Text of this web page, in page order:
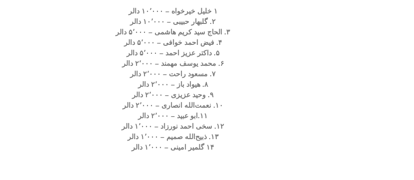
۱ خلیل خیرخواه – ۱۰٬۰۰۰ دالر
۲. گلبهار حبیبی – ۱۰٬۰۰۰ دالر
۳. الحاج سید کریم هاشمی – ۵٬۰۰۰ دالر
۴. فیض احمد خوافی – ۵٬۰۰۰ دالر
۵. داکتر عزیز احمد – ۵٬۰۰۰ دالر
۶. محمد یوسف مهمند – ۲٬۰۰۰ دالر
۷. مسعود راحت – ۲٬۰۰۰ دالر
۸. هیواد باز – ۲٬۰۰۰ دالر
۹. وحید عزیزی – ۲٬۰۰۰ دالر
۱۰. نعمت‌الله انصاری – ۲٬۰۰۰ دالر
۱۱.ابو عبید – ۲٬۰۰۰ دالر
۱۲. سخی احمد نورزاد – ۱٬۰۰۰ دالر
۱۳. ذبیح‌الله صمیم – ۱٬۰۰۰ دالر
۱۴ گلمیر امینی – ۱٬۰۰۰ دالر